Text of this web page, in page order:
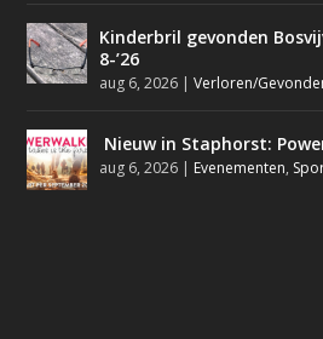
Kinderbril gevonden
8-’26
aug 6, 2026 |Verloren/
Nieuw in Staphorst:
aug 6, 2026 | Evenementen,